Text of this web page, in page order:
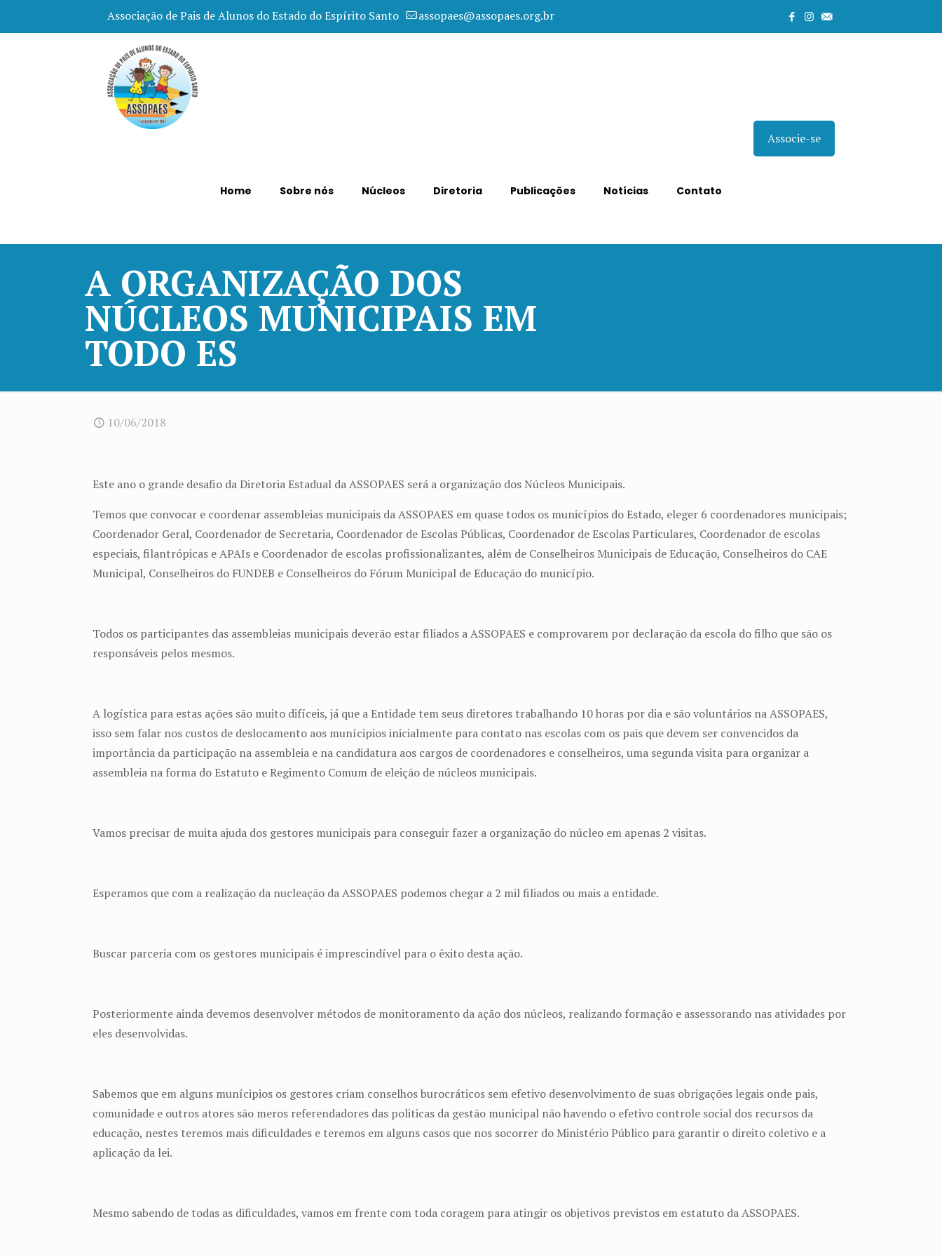
Associação de Pais de Alunos do Estado do Espírito Santo assopaes@assopaes.org.br
Home Sobre nós Núcleos Diretoria Publicações Notícias Contato
Associe-se
A ORGANIZAÇÃO DOS
NÚCLEOS MUNICIPAIS EM
TODO ES
10/06/2018
Este ano o grande desafio da Diretoria Estadual da ASSOPAES será a organização dos Núcleos Municipais.
Temos que convocar e coordenar assembleias municipais da ASSOPAES em quase todos os municípios do Estado, eleger 6 coordenadores municipais;
Coordenador Geral, Coordenador de Secretaria, Coordenador de Escolas Públicas, Coordenador de Escolas Particulares, Coordenador de escolas
especiais, filantrópicas e APAIs e Coordenador de escolas profissionalizantes, além de Conselheiros Municipais de Educação, Conselheiros do CAE
Municipal, Conselheiros do FUNDEB e Conselheiros do Fórum Municipal de Educação do município.
Todos os participantes das assembleias municipais deverão estar filiados a ASSOPAES e comprovarem por declaração da escola do filho que são os
responsáveis pelos mesmos.
A logística para estas ações são muito difíceis, já que a Entidade tem seus diretores trabalhando 10 horas por dia e são voluntários na ASSOPAES,
isso sem falar nos custos de deslocamento aos munícipios inicialmente para contato nas escolas com os pais que devem ser convencidos da
importância da participação na assembleia e na candidatura aos cargos de coordenadores e conselheiros, uma segunda visita para organizar a
assembleia na forma do Estatuto e Regimento Comum de eleição de núcleos municipais.
Vamos precisar de muita ajuda dos gestores municipais para conseguir fazer a organização do núcleo em apenas 2 visitas.
Esperamos que com a realização da nucleação da ASSOPAES podemos chegar a 2 mil filiados ou mais a entidade.
Buscar parceria com os gestores municipais é imprescindível para o êxito desta ação.
Posteriormente ainda devemos desenvolver métodos de monitoramento da ação dos núcleos, realizando formação e assessorando nas atividades por
eles desenvolvidas.
Sabemos que em alguns munícipios os gestores criam conselhos burocráticos sem efetivo desenvolvimento de suas obrigações legais onde pais,
comunidade e outros atores são meros referendadores das politicas da gestão municipal não havendo o efetivo controle social dos recursos da
educação, nestes teremos mais dificuldades e teremos em alguns casos que nos socorrer do Ministério Público para garantir o direito coletivo e a
aplicação da lei.
Mesmo sabendo de todas as dificuldades, vamos em frente com toda coragem para atingir os objetivos previstos em estatuto da ASSOPAES.